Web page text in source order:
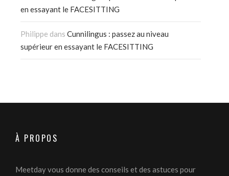
en essayant le FACESITTING
Philippe dans Cunnilingus : passez au niveau
supérieur en essayant le FACESITTING
À PROPOS
Meetday vous donne des conseils et des astuces pour